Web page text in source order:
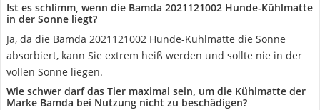
Ist es schlimm, wenn die Bamda 2021121002 Hunde-Kühlmatte
in der Sonne liegt?
Ja, da die Bamda 2021121002 Hunde-Kühlmatte die Sonne
absorbiert, kann Sie extrem heiß werden und sollte nie in der
vollen Sonne liegen.
Wie schwer darf das Tier maximal sein, um die Kühlmatte der
Marke Bamda bei Nutzung nicht zu beschädigen?